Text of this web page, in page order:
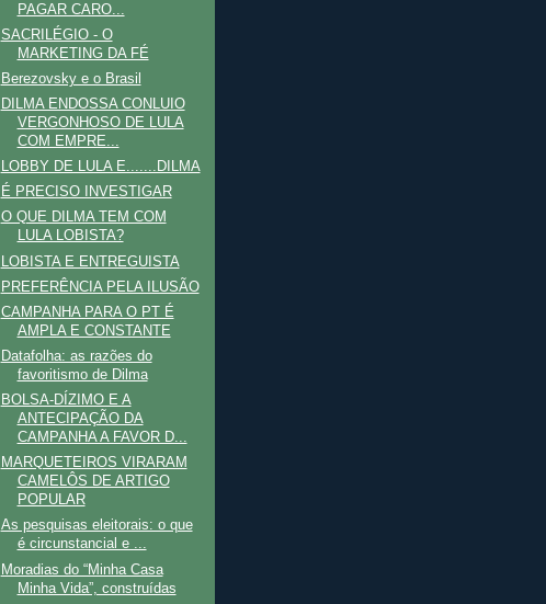
PAGAR CARO...
SACRILÉGIO - O
MARKETING DA FÉ
Berezovsky e o Brasil
DILMA ENDOSSA CONLUIO
VERGONHOSO DE LULA
COM EMPRE...
LOBBY DE LULA E.......DILMA
É PRECISO INVESTIGAR
O QUE DILMA TEM COM
LULA LOBISTA?
LOBISTA E ENTREGUISTA
PREFERÊNCIA PELA ILUSÃO
CAMPANHA PARA O PT É
AMPLA E CONSTANTE
Datafolha: as razões do
favoritismo de Dilma
BOLSA-DÍZIMO E A
ANTECIPAÇÃO DA
CAMPANHA A FAVOR D...
MARQUETEIROS VIRARAM
CAMELÔS DE ARTIGO
POPULAR
As pesquisas eleitorais: o que
é circunstancial e ...
Moradias do “Minha Casa
Minha Vida”, construídas